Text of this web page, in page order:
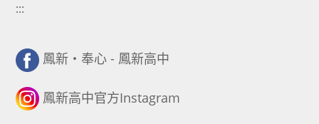
:::
鳳新・奉心 - 鳳新高中
鳳新高中官方Instagram